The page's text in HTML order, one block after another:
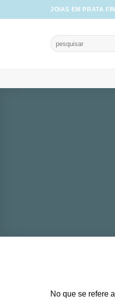
to
JOIAS EM PRATA
Pesquisar
por:
No que se refere a